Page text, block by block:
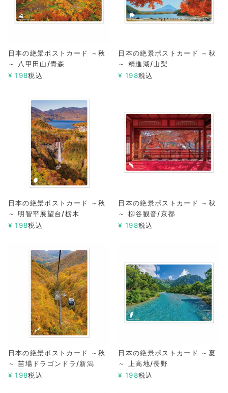
日本の絶景ポストカード ～秋
～ 八甲田山/青森
¥ 198税込
日本の絶景ポストカード ～秋
～ 精進湖/山梨
¥ 198税込
日本の絶景ポストカード ～秋
～ 明智平展望台/栃木
¥ 198税込
日本の絶景ポストカード ～秋
～ 柳谷観音/京都
¥ 198税込
日本の絶景ポストカード ～秋
～ 苗場ドラゴンドラ/新潟
¥ 198税込
日本の絶景ポストカード ～夏
～ 上高地/長野
¥ 198税込